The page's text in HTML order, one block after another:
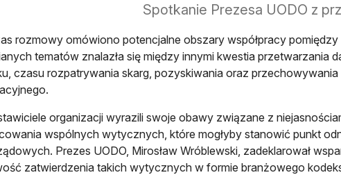
Spotkanie Prezesa UODO z
rozmowy omówiono potencjalne obszary współpracy
tematów znalazła się między innymi kwestia przetwarzania
czasu rozpatrywania skarg, pozyskiwania oraz
organizacji wyrazili swoje obawy związane z
wspólnych wytycznych, które mogłyby stanowić punkt
Prezes UODO, Mirosław Wróblewski, zadeklarował
zatwierdzenia takich wytycznych w formie branżowego